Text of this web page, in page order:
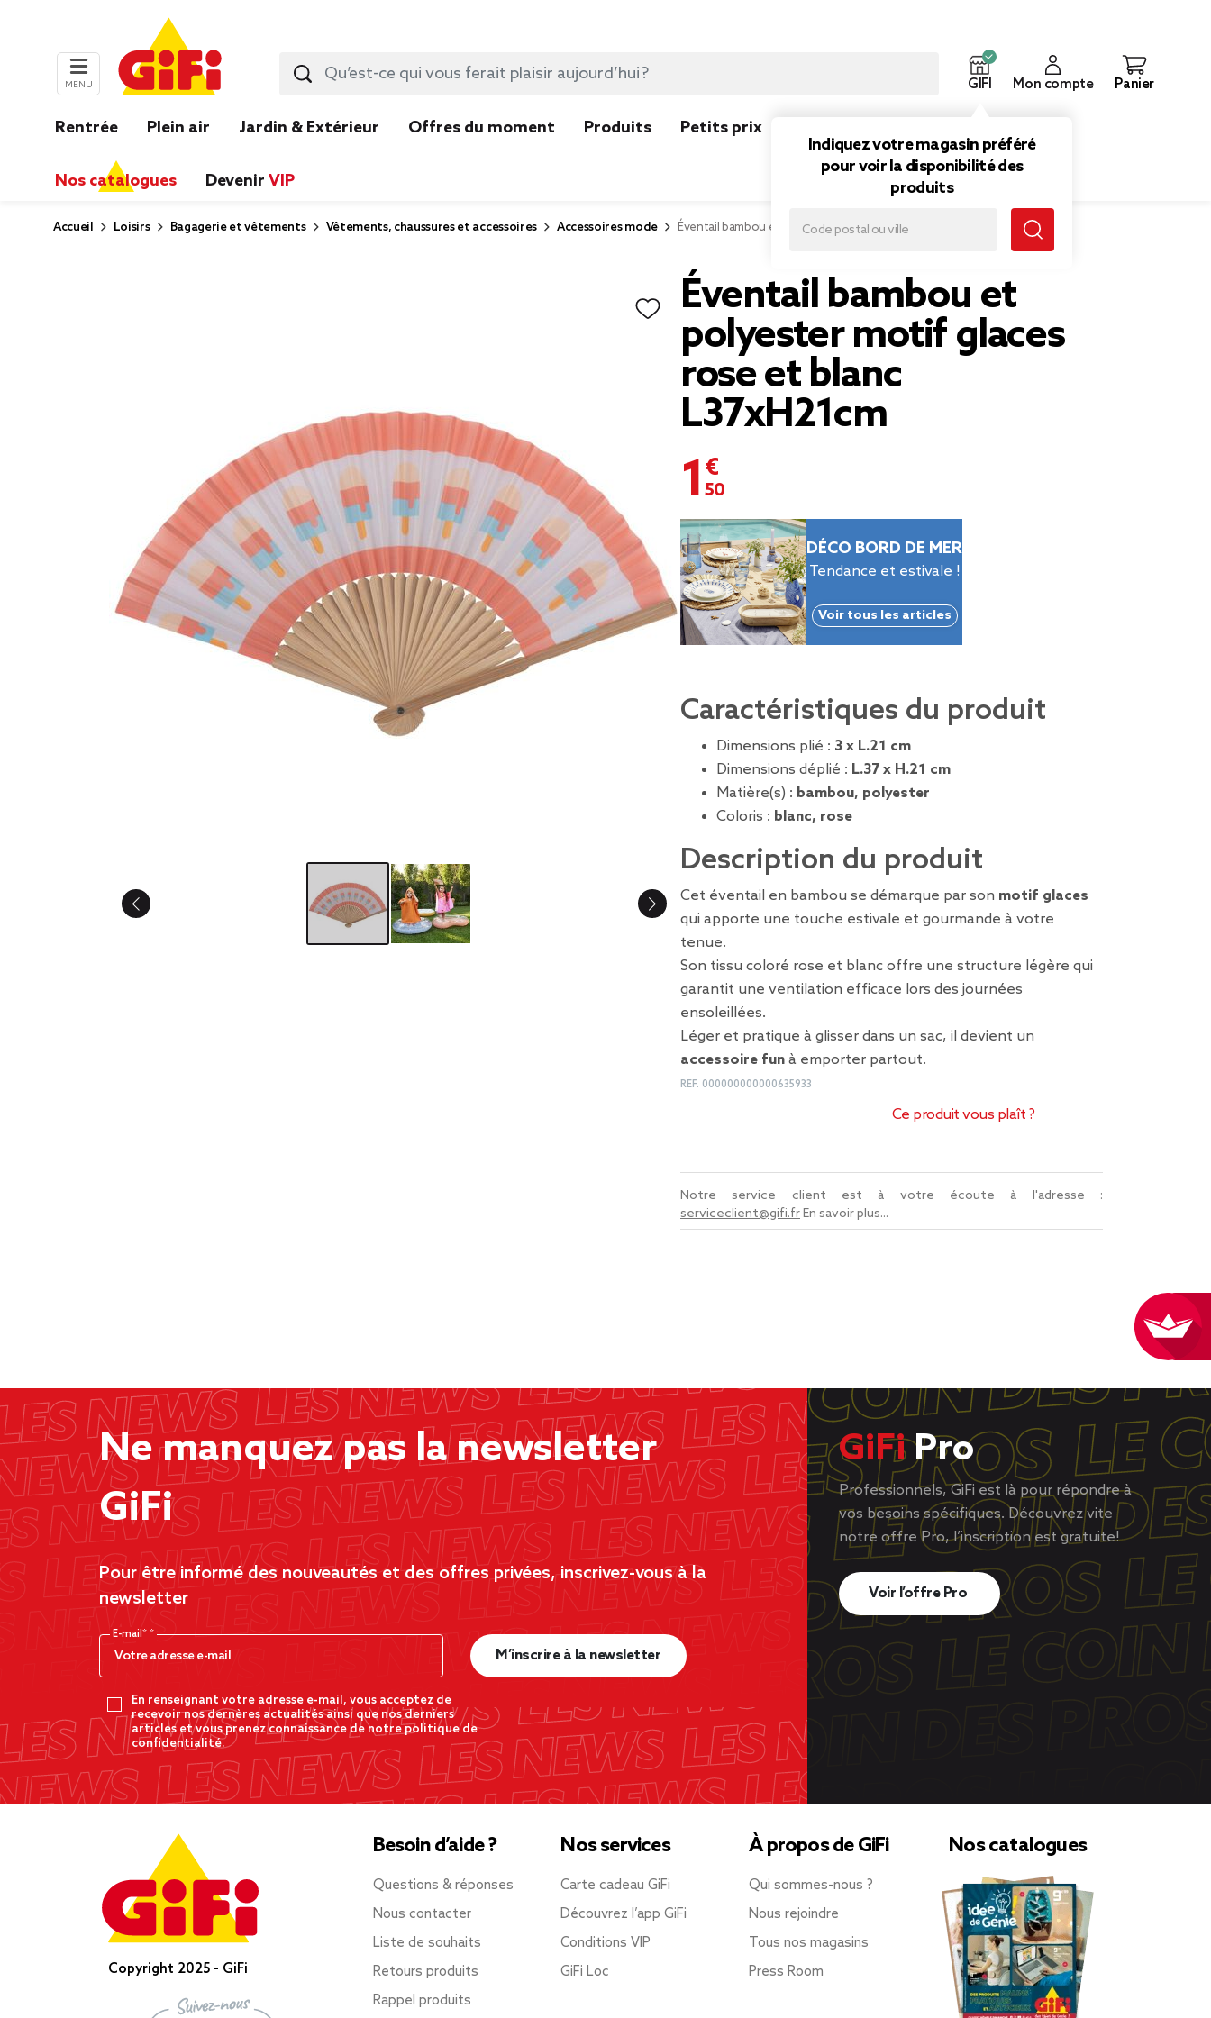
MENU GIFI
Indiquez votre magasin préféré
pour voir la disponibilité des
produits
Mon compte Panier
Rentrée Plein air Jardin & Extérieur Offres du moment Produits Petits prix
Nos catalogues Devenir VIP
Accueil Loisirs Bagagerie et vêtements Vêtements, chaussures et accessoires Accessoires mode Éventail bambou et polyester motif glaces rose et blanc L37xH21cm
Éventail bambou et
polyester motif glaces
rose et blanc
L37xH21cm
1,50 €
DÉCO BORD DE MER
Tendance et estivale !
Voir tous les articles
Caractéristiques du produit
Dimensions plié : 3 x L.21 cm
Dimensions déplié : L.37 x H.21 cm
Matière(s) : bambou, polyester
Coloris : blanc, rose
Description du produit
Cet éventail en bambou se démarque par son motif glaces
qui apporte une touche estivale et gourmande à votre
tenue.
Son tissu coloré rose et blanc offre une structure légère qui
garantit une ventilation efficace lors des journées
ensoleillées.
Léger et pratique à glisser dans un sac, il devient un
accessoire fun à emporter partout.
REF. 000000000000635933
Ce produit vous plaît ?
Notre service client est à votre écoute à l'adresse :
serviceclient@gifi.frEn savoir plus...
Ne manquez pas la newsletter
GiFi
Pour être informé des nouveautés et des offres privées, inscrivez-vous à la
newsletter
E-mail*
En renseignant votre adresse e-mail, vous acceptez de
recevoir nos dernères actualités ainsi que nos derniers
articles et vous prenez connaissance de notre politique de
confidentialité.
M’inscrire à la newsletter
GiFiPro
Professionnels, GiFi est là pour répondre à
vos besoins spécifiques. Découvrez vite
notre offre Pro, l’inscription est gratuite!
Voir l’offre Pro
Copyright 2025 - GiFi
Besoin d’aide ?
Questions & réponses
Nous contacter
Liste de souhaits
Retours produits
Rappel produits
Nos services
Carte cadeau GiFi
Découvrez l’app GiFi
Conditions VIP
GiFi Loc
À propos de GiFi
Qui sommes-nous ?
Nous rejoindre
Tous nos magasins
Press Room
Nos catalogues